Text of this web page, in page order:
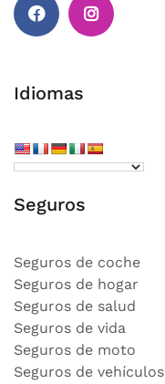
Idiomas
Seguros
Seguros de coche
Seguros de hogar
Seguros de salud
Seguros de vida
Seguros de moto
Seguros de vehículos